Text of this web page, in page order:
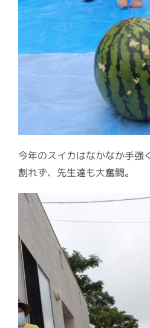
今年のスイカはなかなか手強
割れず、先生達も大奮闘。